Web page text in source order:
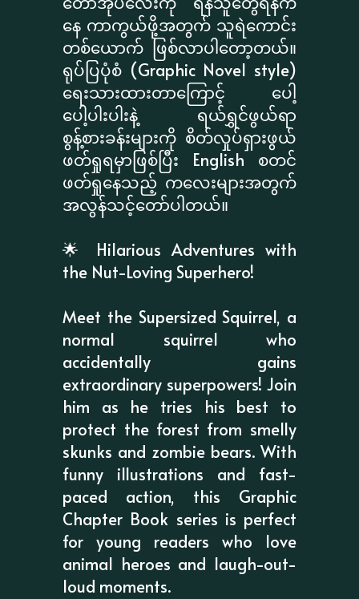
နေ ကာကွယ်ဖို့အတွက် သူရဲကောင်း
တစ်ယောက် ဖြစ်လာပါတော့တယ်။
ရုပ်ပြပုံစံ (Graphic Novel style)
ရေးသားထားတာကြောင့် ပေါ့
ပေါ့ပါးပါးနဲ့ ရယ်ရွှင်ဖွယ်ရာ
စွန့်စားခန်းများကို စိတ်လှုပ်ရှားဖွယ်
ဖတ်ရှုရမှာဖြစ်ပြီး English စတင်
ဖတ်ရှုနေသည့် ကလေးများအတွက်
အလွန်သင့်တော်ပါတယ်။
🌟 Hilarious Adventures with
the Nut-Loving Superhero!
Meet the Supersized Squirrel, a
normal squirrel who
accidentally gains
extraordinary superpowers! Join
him as he tries his best to
protect the forest from smelly
skunks and zombie bears. With
funny illustrations and fast-
paced action, this Graphic
Chapter Book series is perfect
for young readers who love
animal heroes and laugh-out-
loud moments.